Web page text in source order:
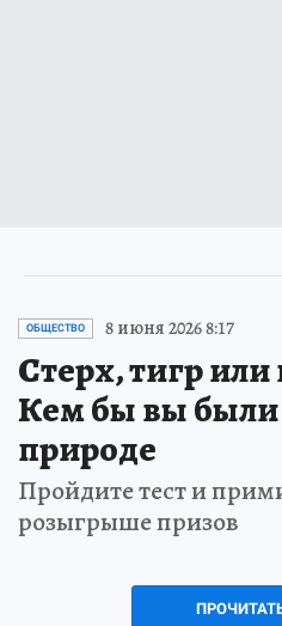
ОБЩЕСТВО 8 июня 2026 8:17
Стерх, тигр
Кем бы вы
природе
Пройдите тест и
розыгрыше призов